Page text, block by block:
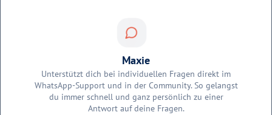
Maxie
Unterstützt dich bei individuellen Fragen direkt im
WhatsApp-Support und in der Community. So gelangst
du immer schnell und ganz persönlich zu einer
Antwort auf deine Fragen.